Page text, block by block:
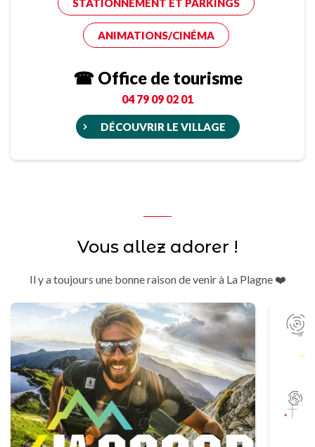
STATIONNEMENT ET PARKINGS
ANIMATIONS/CINÉMA
☎ Office de tourisme
04 79 09 02 01
DÉCOUVRIR LE VILLAGE
Vous allez adorer !
Il y a toujours une bonne raison de venir à La Plagne ❤️